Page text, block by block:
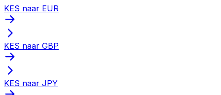
KES naar EUR
KES naar GBP
KES naar JPY